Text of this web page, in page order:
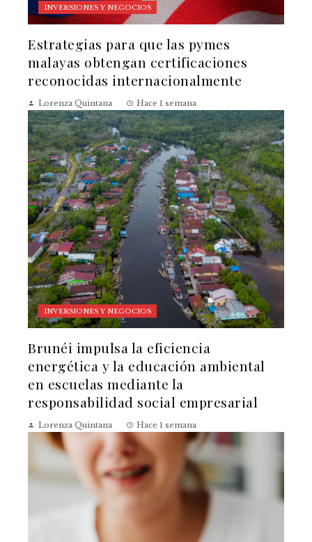
INVERSIONES Y NEGOCIOS
Estrategias para que las pymes
malayas obtengan certificaciones
reconocidas internacionalmente
Lorenza Quintana Hace 1 semana
INVERSIONES Y NEGOCIOS
Brunéi impulsa la eficiencia
energética y la educación ambiental
en escuelas mediante la
responsabilidad social empresarial
Lorenza Quintana Hace 1 semana